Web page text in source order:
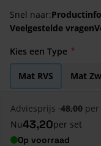
Snel naar:
Veelgestelde vragen
Kies een Type
Mat RVS Mat
Adviesprijs 48,00
Nu43,20per set
Op voorraad